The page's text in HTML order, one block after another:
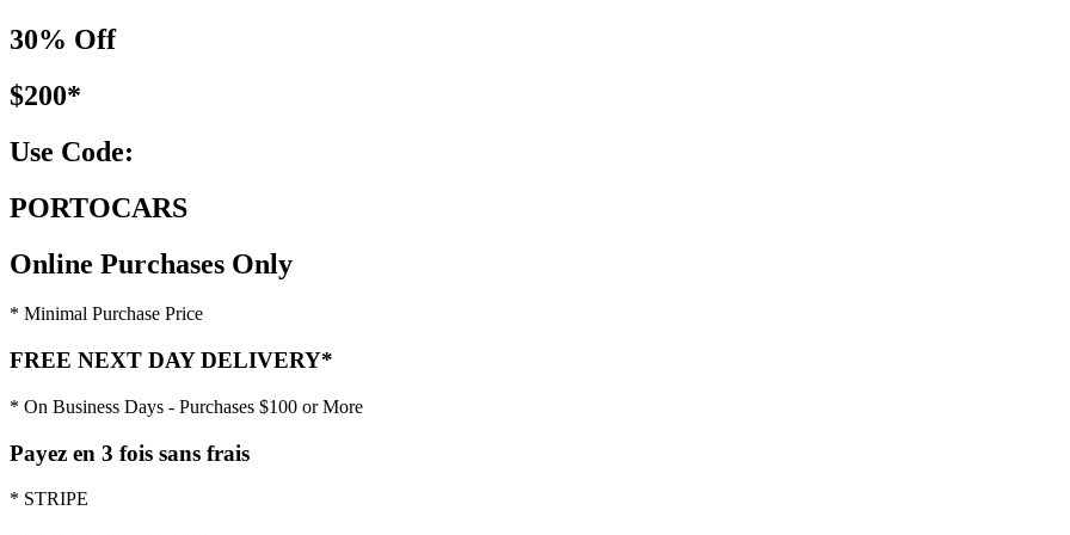
30% Off
$200*
Use Code:
PORTOCARS
Online Purchases Only
* Minimal Purchase Price
FREE NEXT DAY DELIVERY*
* On Business Days - Purchases $100 or More
Payez en 3 fois sans frais
* STRIPE